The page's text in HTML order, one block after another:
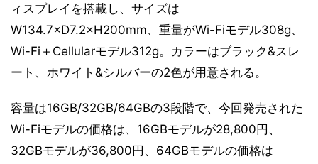
ィスプレイを搭載し、サイズは
W134.7×D7.2×H200mm、重量がWi-Fiモデル308g、
Wi-Fi＋Cellularモデル312g。カラーはブラック&スレ
ート、ホワイト&シルバーの2色が用意される。
容量は16GB/32GB/64GBの3段階で、今回発売された
Wi-Fiモデルの価格は、16GBモデルが28,800円、
32GBモデルが36,800円、64GBモデルの価格は